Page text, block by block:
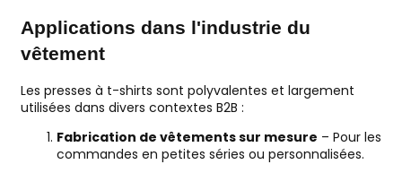
Applications dans l'industrie du
vêtement
Les presses à t-shirts sont polyvalentes et largement
utilisées dans divers contextes B2B :
Fabrication de vêtements sur mesure – Pour les
commandes en petites séries ou personnalisées.